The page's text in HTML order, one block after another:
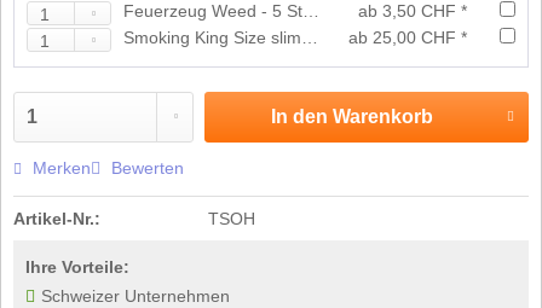
ab 3,50 CHF *
ab 25,00 CHF *
In den Warenkorb
Merken Bewerten
Artikel-Nr.: TSOH
Ihre Vorteile:
Schweizer Unternehmen